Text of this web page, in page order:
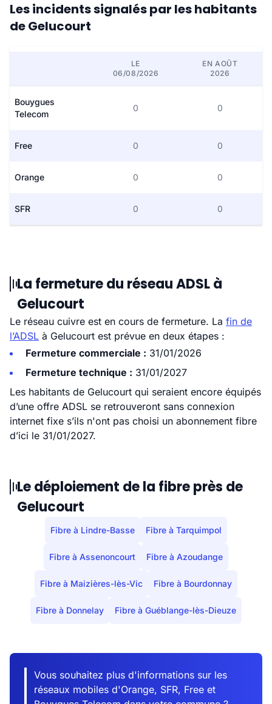
Les incidents signalés par les habitants
de Gelucourt
LE
06/08/2026
EN AOÛT
2026
Bouygues
Telecom
0 0
Free 0 0
Orange 0 0
SFR 0 0
La fermeture du réseau ADSL à
Gelucourt
Le réseau cuivre est en cours de fermeture. La fin de
l’ADSL à Gelucourt est prévue en deux étapes :
Fermeture commerciale : 31/01/2026
Fermeture technique : 31/01/2027
Les habitants de Gelucourt qui seraient encore équipés
d’une offre ADSL se retrouveront sans connexion
internet fixe s’ils n'ont pas choisi un abonnement fibre
d’ici le 31/01/2027.
Le déploiement de la fibre près de
Gelucourt
Fibre à Lindre-Basse Fibre à Tarquimpol
Fibre à Assenoncourt Fibre à Azoudange
Fibre à Maizières-lès-Vic Fibre à Bourdonnay
Fibre à Donnelay Fibre à Guéblange-lès-Dieuze
Vous souhaitez plus d'informations sur les
réseaux mobiles d'Orange, SFR, Free et